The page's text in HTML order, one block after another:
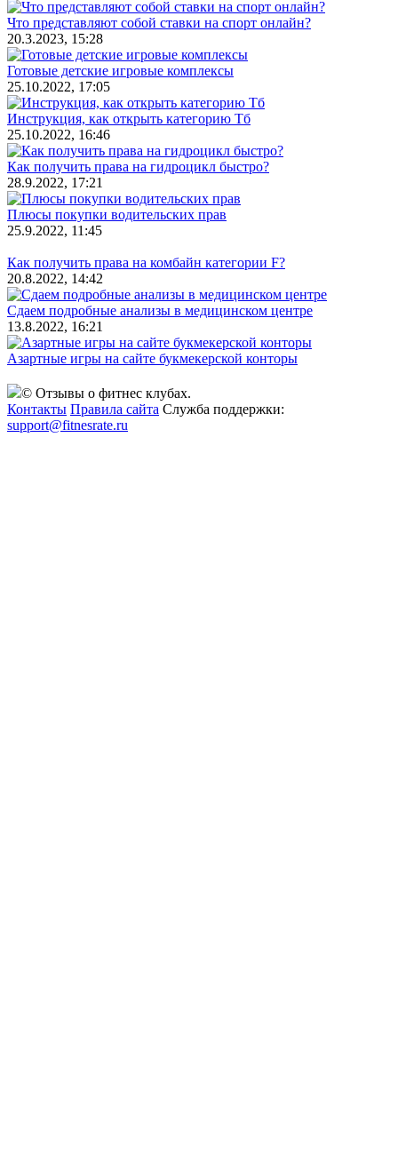
Что представляют собой ставки на спорт онлайн?
20.3.2023, 15:28
Готовые детские игровые комплексы
25.10.2022, 17:05
Инструкция, как открыть категорию Тб
25.10.2022, 16:46
Как получить права на гидроцикл быстро?
28.9.2022, 17:21
Плюсы покупки водительских прав
25.9.2022, 11:45
Как получить права на комбайн категории F?
20.8.2022, 14:42
Сдаем подробные анализы в медицинском центре
13.8.2022, 16:21
Азартные игры на сайте букмекерской конторы
© Отзывы о фитнес клубах.
Контакты Правила сайта Служба поддержки:
support@fitnesrate.ru